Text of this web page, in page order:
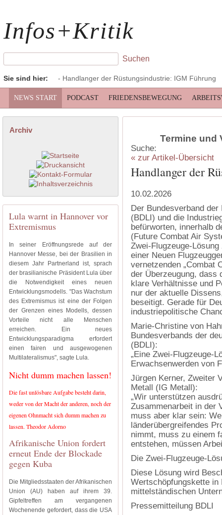
Infos+Kritik
Sie sind hier: - Handlanger der Rüstungsindustrie: IGM Führung
NEWS START PODCAST FRIEDENSBEWEGUNG
Archiv
Lula warnt in Hannover vor
Extremismus
In seiner Eröffnungsrede auf der
Hannover Messe, bei der Brasilien in
diesem Jahr Partnerland ist, sprach
der brasilianische Präsident Lula über
die Notwendigkeit eines neuen
Entwicklungsmodells. "Das Wachstum
des Extremismus ist eine der Folgen
der Grenzen eines Modells, dessen
Vorteile nicht alle Menschen
erreichen. Ein neues
Entwicklungsparadigma erfordert
einen fairen und ausgewogenen
Multilateralismus", sagte Lula.
Nicht dumm machen lassen!
Die fast unlösbare Aufgabe besteht darin,
weder von der Macht der anderen, noch der
eigenen Ohnmacht sich dumm machen zu
lassen. Theodor Adorno
Afrikanische Union fordert
erneut Ende der Blockade
gegen Kuba
Die Mitgliedsstaaten der Afrikanischen
Union (AU) haben auf ihrem 39.
Gipfeltreffen am vergangenen
Wochenende gefordert, dass die USA
Termine und
Suche:
« zur Artikel-Übersicht
Handlanger der
10.02.2026
Der Bundesverband
(BDLI) und die
befürworten, innerhalb
(Future Combat Air
einer Neuen
vernetzenden „Combat
der Überzeugung, dass
klare Verhältnisse und
nur der aktuelle
beseitigt. Gerade für
industriepolitische
Marie‑Christine von
Bundesverbands der
(BDLI):
„Eine
Erwachsenwerden von
Jürgen Kerner, Zweiter
Metall (IG Metall):
„Wir unterstützen
Zusammenarbeit in der
muss aber klar sein:
länderübergreifendes
nimmt, muss zu einem
entstehen, müssen
Die Zwei-Flugzeuge-
Diese Lösung wird
Wertschöpfungskette in
mittelständischen
Pressemitteilung BDLI